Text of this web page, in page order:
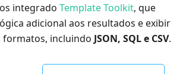
integrado Template Toolkit, que
adicional aos resultados e exibir
formatos, incluindo JSON, SQL e CSV.